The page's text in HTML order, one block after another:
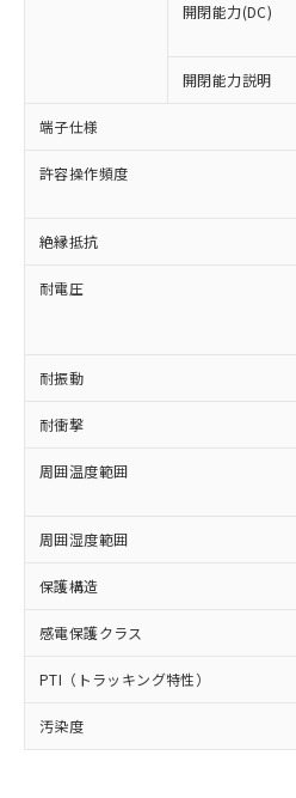
開閉能力(DC)
開閉能力説明
端子仕様
許容操作頻度
絶縁抵抗
耐電圧
耐振動
耐衝撃
周囲温度範囲
周囲湿度範囲
保護構造
感電保護クラス
PTI（トラッキング特性）
汚染度
以下の条件をお読みい
ご利用ください。
本サービスは、当
商品の当社在庫状
(税抜)を提供させ
当社制御機器事業
本サービスの対象
ことをご了承くだ
在庫状況および標
記載している更新
タに基づき作成さ
覧された時点での
準価格とは異なる
正式な納期状況お
様のお取引先、ま
ムロン制御機器販
オムロン制御機器
販売ネット
在庫状況および標準
事前の承諾なく第
示しないようお願い
マイパーツ機能（
ビス）をご利用い
対応予定なし：EU
非含有に非対応の商品
調査・確認中：EU
非含有の対応状況を調
商品です。
非該当品：ライセンス
害物質有無と関係のない
仕入先様の事情により、
いたものが、含有品と判
むを得ず変更することが
鉛(Pb) 1000ppm以下、 水銀
六価クロム(Cr(Ⅵ)) 1000ppm以
類(PBB) 1000ppm以下、ポリ
ルベンジル（BBP） 1000ppm
（DBP） 1000ppm以下、フ
但し、RoHS指令で産業用監視
適用除外項目は除く。
フタル酸エステル類の４物質
図的な使用がないことを確認し
部品在庫の切り替え状
月が前後することがあり
「○」：最大均質材料
基準値以下であることを
「×」：最大均質材料含
基準値を超えていること
「－」：未確認です。
*中国RoHS10物質の基準値
Pb(鉛) :1000ppm、 Hg(水銀) :
Cr(Ⅵ)(六価クロム) : 1000ppm
ニル類) : 1000ppm、 PBDEs(
ル類) : 1000ppm、
DBP(フタル酸ジブチル) :
イソブチル) : 1000ppm、 BBP(
DEHP(フタル酸ビス(2-エチルヘ
「ｅ」：有害物質（10
準値以下であることを示
「10」：通常の使用状
質が外部に漏えいし、
及ぼさない年数を意味し
当社は、これら貴
為替および外国貿
（以下｢規制貨物等
または国外への提
国政府の輸出許可
可)を取得するな
当社は規制貨物を
全に破砕するなど
いよう必要な手段
当社は貴社製品を
ル、化学兵器、生
武器並びにこれら
当社は、貴社製品を
場合は、上記1、2
該第三者に通知しま
販売先および販売
法に輸出するおそ
り引きをいたしま
一定数以上の
一定数には満
在庫なし(最
いては、お客
たはお客様担
機器販売店・
受注生産機種
情報を公開し